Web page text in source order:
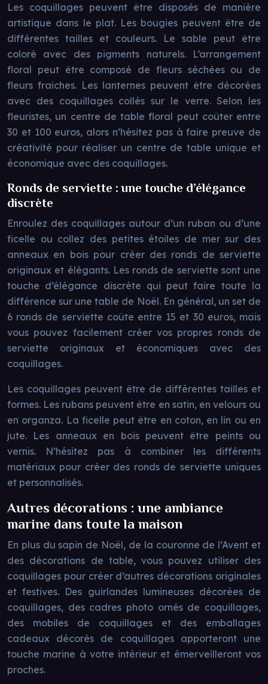
Les coquillages peuvent être disposés de manière
artistique dans le plat. Les bougies peuvent être de
différentes tailles et couleurs. Le sable peut être
coloré avec des pigments naturels. L’arrangement
floral peut être composé de fleurs séchées ou de
fleurs fraîches. Les lanternes peuvent être décorées
avec des coquillages collés sur le verre. Selon les
fleuristes, un centre de table floral peut coûter entre
30 et 100 euros, alors n’hésitez pas à faire preuve de
créativité pour réaliser un centre de table unique et
économique avec des coquillages.
Ronds de serviette : une touche d’élégance
discrète
Enroulez des coquillages autour d’un ruban ou d’une
ficelle ou collez des petites étoiles de mer sur des
anneaux en bois pour créer des ronds de serviette
originaux et élégants. Les ronds de serviette sont une
touche d’élégance discrète qui peut faire toute la
différence sur une table de Noël. En général, un set de
6 ronds de serviette coûte entre 15 et 30 euros, mais
vous pouvez facilement créer vos propres ronds de
serviette originaux et économiques avec des
coquillages.
Les coquillages peuvent être de différentes tailles et
formes. Les rubans peuvent être en satin, en velours ou
en organza. La ficelle peut être en coton, en lin ou en
jute. Les anneaux en bois peuvent être peints ou
vernis. N’hésitez pas à combiner les différents
matériaux pour créer des ronds de serviette uniques
et personnalisés.
Autres décorations : une ambiance
marine dans toute la maison
En plus du sapin de Noël, de la couronne de l’Avent et
des décorations de table, vous pouvez utiliser des
coquillages pour créer d’autres décorations originales
et festives. Des guirlandes lumineuses décorées de
coquillages, des cadres photo ornés de coquillages,
des mobiles de coquillages et des emballages
cadeaux décorés de coquillages apporteront une
touche marine à votre intérieur et émerveilleront vos
proches.